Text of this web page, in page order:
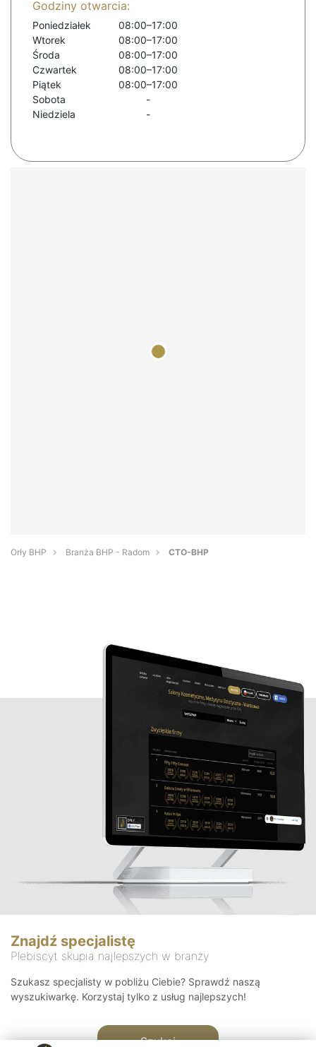
Godziny otwarcia:
Poniedziałek
08:00–17:00
Wtorek
08:00–17:00
Środa
08:00–17:00
Czwartek
08:00–17:00
Piątek
08:00–17:00
Sobota
-
Niedziela
-
Orły BHP Branża BHP - Radom CTO-BHP
Znajdź specjalistę
Plebiscyt skupia najlepszych w branży
Szukasz specjalisty w pobliżu Ciebie? Sprawdź naszą
wyszukiwarkę. Korzystaj tylko z usług najlepszych!
Szukaj